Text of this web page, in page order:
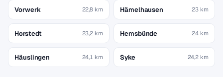
Vorwerk 22,8 km Hämelhausen 23 km
Horstedt 23,2 km Hemsbünde 24 km
Häuslingen 24,1 km Syke 24,2 km